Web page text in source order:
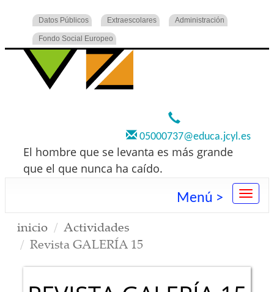
Datos Públicos Extraescolares Administración
Fondo Social Europeo
05000737@educa.jcyl.es
El hombre que se levanta es más grande
que el que nunca ha caído.
Menú >
inicio
Actividades
Revista GALERÍA 15